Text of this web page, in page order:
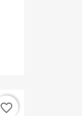
favorite_border